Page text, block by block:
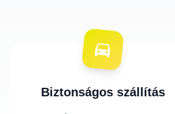
Biztonságos szállítás